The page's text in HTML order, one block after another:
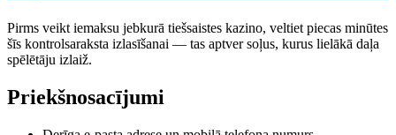
Pirms veikt iemaksu jebkurā tiešsaistes kazino, veltiet piecas minūtes
šīs kontrolsaraksta izlasīšanai — tas aptver soļus, kurus lielākā daļa
spēlētāju izlaiž.
Priekšnosacījumi